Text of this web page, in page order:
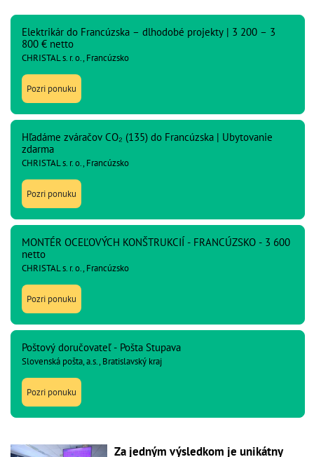
Elektrikár do Francúzska – dlhodobé projekty | 3 200 – 3
800 € netto
CHRISTAL s. r. o., Francúzsko
Pozri ponuku
Hľadáme zváračov CO₂ (135) do Francúzska | Ubytovanie
zdarma
CHRISTAL s. r. o., Francúzsko
Pozri ponuku
MONTÉR OCEĽOVÝCH KONŠTRUKCIÍ - FRANCÚZSKO - 3 600
netto
CHRISTAL s. r. o., Francúzsko
Pozri ponuku
Poštový doručovateľ - Pošta Stupava
Slovenská pošta, a.s., Bratislavský kraj
Pozri ponuku
Za jedným výsledkom je unikátny